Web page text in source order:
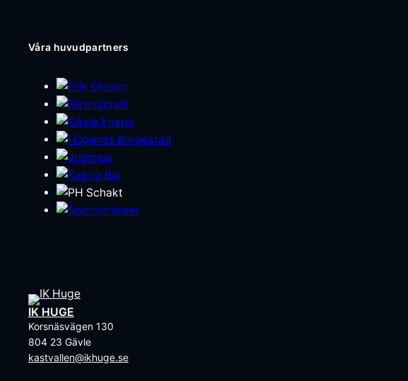
Våra huvudpartners
IK HUGE
Korsnäsvägen 130
804 23 Gävle
kastvallen@ikhuge.se